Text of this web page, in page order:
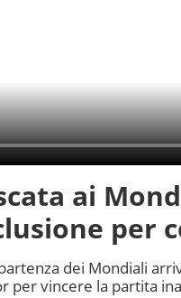
ai
per
dei Mondiali
per vincere la partita